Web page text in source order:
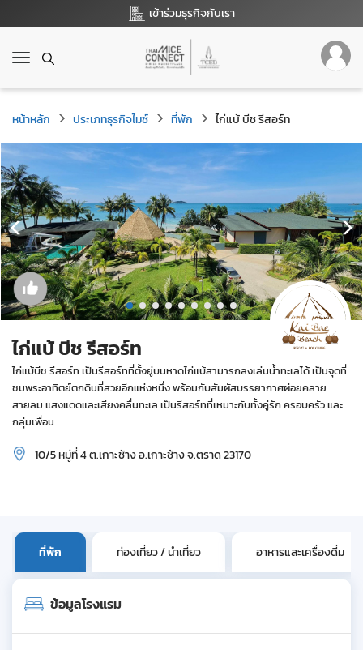
เข้าร่วมธุรกิจกับเรา
T
g
g
l
e
n
a
v
i
g
a
t
i
o
n
หน้าหลัก ประเภทธุรกิจไมซ์ ที่พัก ไก่แบ้ บีช รีสอร์ท
ไก่แบ้ บีช รีสอร์ท
ไก่แบ้บีช รีสอร์ท เป็นรีสอร์ทที่ตั้งยู่บนหาดไก่แบ้สามารถลงเล่นน้ำทะเลได้ เป็นจุดที่
ชมพระอาทิตย์ตกดินที่สวยอีกแห่งหนึ่ง พร้อมกับสัมผัสบรรยากาศผ่อยคลาย
สายลม แสงแดดและเสียงคลื่นทะเล เป็นรีสอร์ทที่เหมาะกับทั้งคู่รัก ครอบครัว และ
กลุ่มเพื่อน
10/5 หมู่ที่ 4 ต.เกาะช้าง อ.เกาะช้าง จ.ตราด 23170
ที่พัก ท่องเที่ยว / นำเที่ยว อาหารและเครื่องดื่ม
ข้อมูลโรงแรม